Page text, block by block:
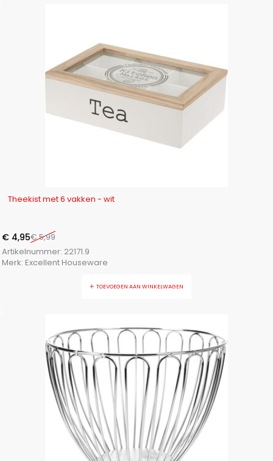
Theekist met 6 vakken - wit
€5,99
€ 4,95
Artikelnummer: 22171.9
Merk: Excellent Houseware
TOEVOEGEN AAN WINKELWAGEN